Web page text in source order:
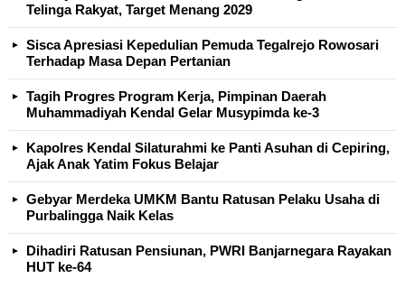
Telinga Rakyat, Target Menang 2029
Sisca Apresiasi Kepedulian Pemuda Tegalrejo Rowosari
Terhadap Masa Depan Pertanian
Tagih Progres Program Kerja, Pimpinan Daerah
Muhammadiyah Kendal Gelar Musypimda ke-3
Kapolres Kendal Silaturahmi ke Panti Asuhan di Cepiring,
Ajak Anak Yatim Fokus Belajar
Gebyar Merdeka UMKM Bantu Ratusan Pelaku Usaha di
Purbalingga Naik Kelas
Dihadiri Ratusan Pensiunan, PWRI Banjarnegara Rayakan
HUT ke-64